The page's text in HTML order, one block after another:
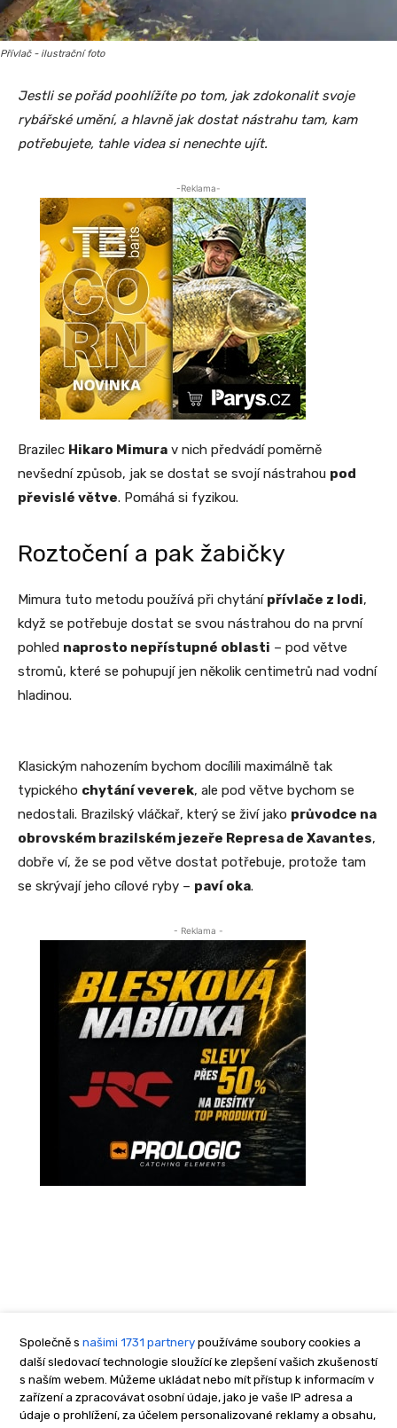
Společně s našimi 1731 partnery používáme soubory cookies a
další sledovací technologie sloužící ke zlepšení vašich zkušeností
s naším webem. Můžeme ukládat nebo mít přístup k informacím v
zařízení a zpracovávat osobní údaje, jako je vaše IP adresa a
údaje o prohlížení, za účelem personalizované reklamy a obsahu,